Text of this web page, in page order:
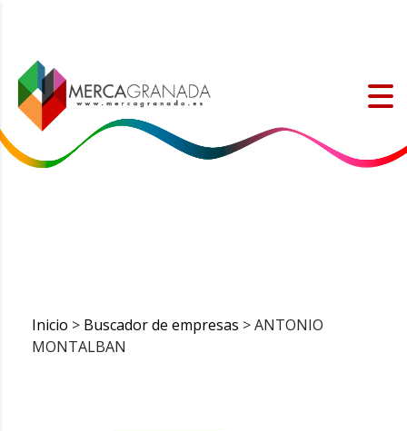
Inicio > Buscador de empresas > ANTONIO
MONTALBAN